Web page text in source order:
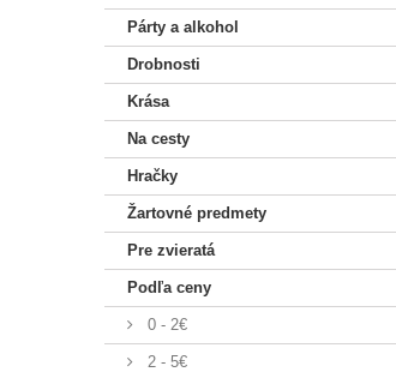
Párty a alkohol
Drobnosti
Krása
Na cesty
Hračky
Žartovné predmety
Pre zvieratá
Podľa ceny
0 - 2€
2 - 5€